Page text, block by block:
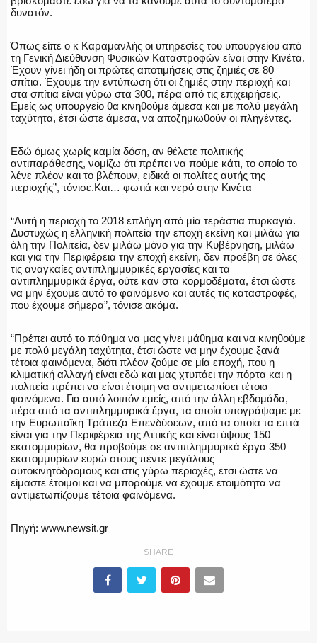
δυνατόν.
Όπως είπε ο κ Καραμανλής οι υπηρεσίες του υπουργείου από
τη Γενική Διεύθυνση Φυσικών Καταστροφών είναι στην Κινέτα.
Έχουν γίνει ήδη οι πρώτες αποτιμήσεις στις ζημιές σε 80
σπίτια. Έχουμε την εντύπωση ότι οι ζημιές στην περιοχή και
στα σπίτια είναι γύρω στα 300, πέρα από τις επιχειρήσεις.
Εμείς ως υπουργείο θα κινηθούμε άμεσα και με πολύ μεγάλη
ταχύτητα, έτσι ώστε άμεσα, να αποζημιωθούν οι πληγέντες.
Εδώ όμως χωρίς καμία δόση, αν θέλετε πολιτικής
αντιπαράθεσης, νομίζω ότι πρέπει να πούμε κάτι, το οποίο το
λένε πλέον και το βλέπουν, ειδικά οι πολίτες αυτής της
περιοχής”, τόνισε.Και… φωτιά και νερό στην Κινέτα
“Αυτή η περιοχή το 2018 επλήγη από μία τεράστια πυρκαγιά.
Δυστυχώς η ελληνική πολιτεία την εποχή εκείνη και μιλάω για
όλη την Πολιτεία, δεν μιλάω μόνο για την Κυβέρνηση, μιλάω
και για την Περιφέρεια την εποχή εκείνη, δεν προέβη σε όλες
τις αναγκαίες αντιπλημμυρικές εργασίες και τα
αντιπλημμυρικά έργα, ούτε καν στα κορμοδέματα, έτσι ώστε
να μην έχουμε αυτό το φαινόμενο και αυτές τις καταστροφές,
που έχουμε σήμερα”, τόνισε ακόμα.
“Πρέπει αυτό το πάθημα να μας γίνει μάθημα και να κινηθούμε
με πολύ μεγάλη ταχύτητα, έτσι ώστε να μην έχουμε ξανά
τέτοια φαινόμενα, διότι πλέον ζούμε σε μία εποχή, που η
κλιματική αλλαγή είναι εδώ και μας χτυπάει την πόρτα και η
πολιτεία πρέπει να είναι έτοιμη να αντιμετωπίσει τέτοια
φαινόμενα. Για αυτό λοιπόν εμείς, από την άλλη εβδομάδα,
πέρα από τα αντιπλημμυρικά έργα, τα οποία υπογράψαμε με
την Ευρωπαϊκή Τράπεζα Επενδύσεων, από τα οποία τα επτά
είναι για την Περιφέρεια της Αττικής και είναι ύψους 150
εκατομμυρίων, θα προβούμε σε αντιπλημμυρικά έργα 350
εκατομμυρίων ευρώ στους πέντε μεγάλους
αυτοκινητόδρομους και στις γύρω περιοχές, έτσι ώστε να
είμαστε έτοιμοι και να μπορούμε να έχουμε ετοιμότητα να
αντιμετωπίζουμε τέτοια φαινόμενα.
Πηγή: www.newsit.gr
SHARE